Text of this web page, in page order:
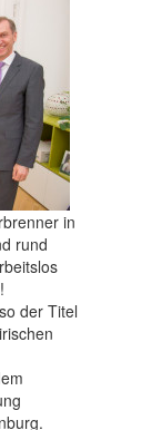
in
rund
der Titel